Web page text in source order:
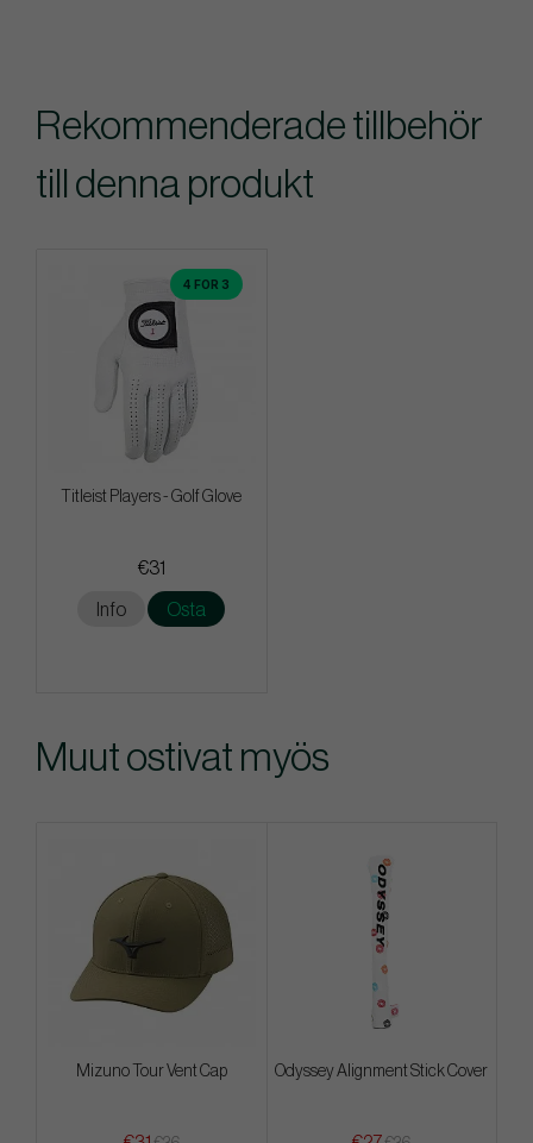
Rekommenderade tillbehör
till denna produkt
4 FOR 3
Titleist Players - Golf Glove
€31
Info Osta
Muut ostivat myös
Mizuno Tour Vent Cap Odyssey Alignment Stick Cover